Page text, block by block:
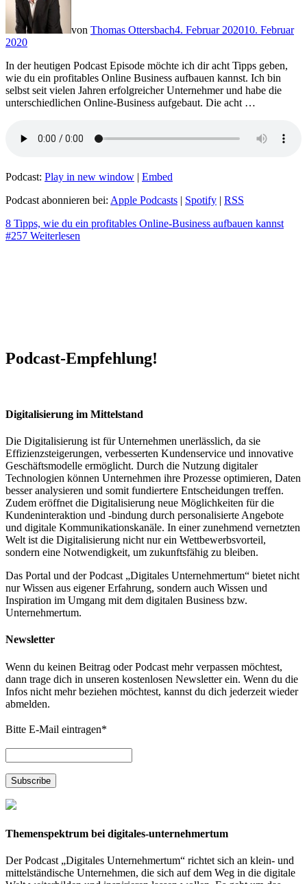
von Thomas Ottersbach4. Februar 202010. Februar
2020
In der heutigen Podcast Episode möchte ich dir acht Tipps geben,
wie du ein profitables Online Business aufbauen kannst. Ich bin
selbst seit vielen Jahren erfolgreicher Unternehmer und habe die
unterschiedlichen Online-Business aufgebaut. Die acht …
Podcast: Play in new window | Embed
Podcast abonnieren bei: Apple Podcasts | Spotify | RSS
8 Tipps, wie du ein profitables Online-Business aufbauen kannst
#257 Weiterlesen
Podcast-Empfehlung!
Digitalisierung im Mittelstand
Die Digitalisierung ist für Unternehmen unerlässlich, da sie
Effizienzsteigerungen, verbesserten Kundenservice und innovative
Geschäftsmodelle ermöglicht. Durch die Nutzung digitaler
Technologien können Unternehmen ihre Prozesse optimieren, Daten
besser analysieren und somit fundiertere Entscheidungen treffen.
Zudem eröffnet die Digitalisierung neue Möglichkeiten für die
Kundeninteraktion und -bindung durch personalisierte Angebote
und digitale Kommunikationskanäle. In einer zunehmend vernetzten
Welt ist die Digitalisierung nicht nur ein Wettbewerbsvorteil,
sondern eine Notwendigkeit, um zukunftsfähig zu bleiben.
Das Portal und der Podcast „Digitales Unternehmertum“ bietet nicht
nur Wissen aus eigener Erfahrung, sondern auch Wissen und
Inspiration im Umgang mit dem digitalen Business bzw.
Unternehmertum.
Newsletter
Wenn du keinen Beitrag oder Podcast mehr verpassen möchtest,
dann trage dich in unseren kostenlosen Newsletter ein. Wenn du die
Infos nicht mehr beziehen möchtest, kannst du dich jederzeit wieder
abmelden.
Bitte E-Mail eintragen*
Themenspektrum bei digitales-unternehmertum
Der Podcast „Digitales Unternehmertum“ richtet sich an klein- und
mittelständische Unternehmen, die sich auf dem Weg in die digitale